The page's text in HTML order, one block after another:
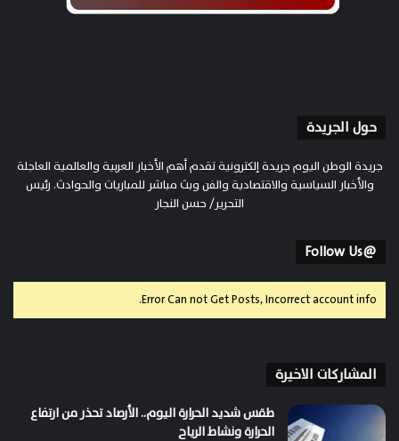
حول الجريدة
جريدة الوطن اليوم جريدة إلكترونية تقدم أهم الأخبار العربية والعالمية العاجلة
والأخبار السياسية والاقتصادية والفن وبث مباشر للمباريات والحوادث. رئيس
التحرير/ حسن النجار
@Follow Us
Error Can not Get Posts, Incorrect account info.
المشاركات الاخيرة
طقس شديد الحرارة اليوم.. الأرصاد تحذر من ارتفاع
الحرارة ونشاط الرياح